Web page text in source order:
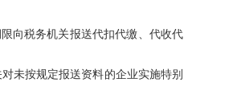
向税务机关报送代扣代缴、代收代
未按规定报送资料的企业实施特别